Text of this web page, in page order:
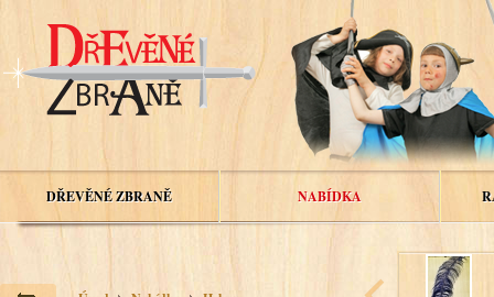
DŘEVĚNÉ ZBRANĚ NABÍDKA